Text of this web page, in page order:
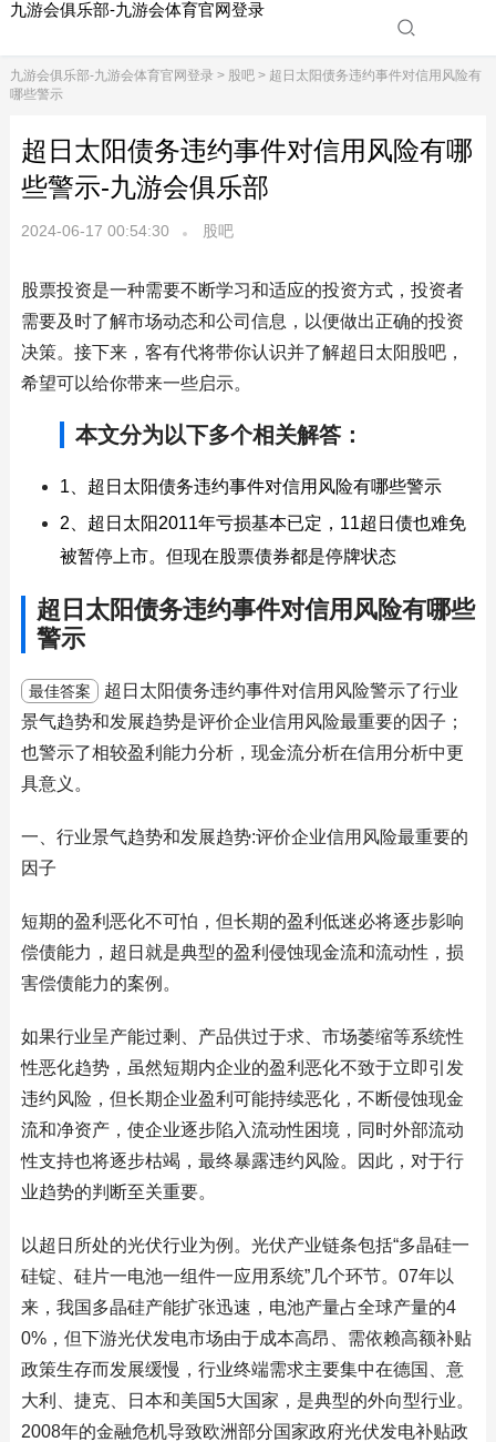
九游会俱乐部-九游会体育官网登录
九游会俱乐部-九游会体育官网登录> 股吧> 超日太阳债务违约事件对信用风险有
哪些警示
超日太阳债务违约事件对信用风险有哪
些警示-九游会俱乐部
2024-06-17 00:54:30 股吧
股票投资是一种需要不断学习和适应的投资方式，投资者
需要及时了解市场动态和公司信息，以便做出正确的投资
决策。接下来，客有代将带你认识并了解超日太阳股吧，
希望可以给你带来一些启示。
本文分为以下多个相关解答：
1、超日太阳债务违约事件对信用风险有哪些警示
2、超日太阳2011年亏损基本已定，11超日债也难免
被暂停上市。但现在股票债券都是停牌状态
超日太阳债务违约事件对信用风险有哪些
警示
最佳答案
超日太阳债务违约事件对信用风险警示了行业
景气趋势和发展趋势是评价企业信用风险最重要的因子；
也警示了相较盈利能力分析，现金流分析在信用分析中更
具意义。
一、行业景气趋势和发展趋势:评价企业信用风险最重要的
因子
短期的盈利恶化不可怕，但长期的盈利低迷必将逐步影响
偿债能力，超日就是典型的盈利侵蚀现金流和流动性，损
害偿债能力的案例。
如果行业呈产能过剩、产品供过于求、市场萎缩等系统性
性恶化趋势，虽然短期内企业的盈利恶化不致于立即引发
违约风险，但长期企业盈利可能持续恶化，不断侵蚀现金
流和净资产，使企业逐步陷入流动性困境，同时外部流动
性支持也将逐步枯竭，最终暴露违约风险。因此，对于行
业趋势的判断至关重要。
以超日所处的光伏行业为例。光伏产业链条包括“多晶硅一
硅锭、硅片一电池一组件一应用系统”几个环节。07年以
来，我国多晶硅产能扩张迅速，电池产量占全球产量的4
0%，但下游光伏发电市场由于成本高昂、需依赖高额补贴
政策生存而发展缓慢，行业终端需求主要集中在德国、意
大利、捷克、日本和美国5大国家，是典型的外向型行业。
2008年的金融危机导致欧洲部分国家政府光伏发电补贴政